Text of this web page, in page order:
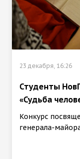
23 декабря, 16:26
Студенты
«Судьба
Конкурс
генерала-